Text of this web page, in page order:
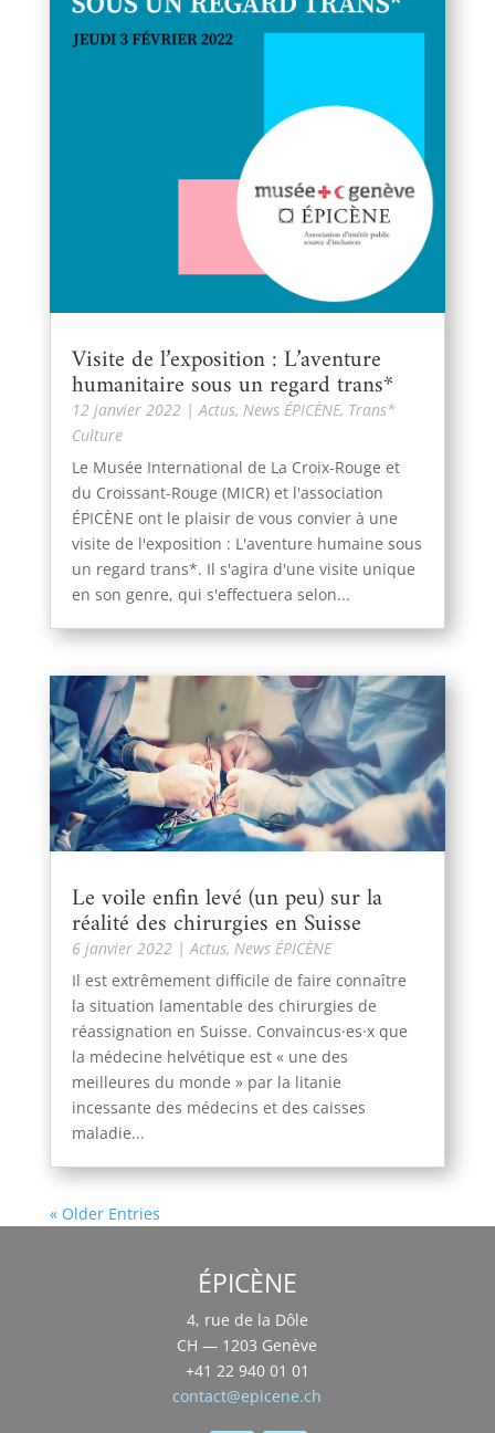
Visite de l’exposition : L’aventure
humanitaire sous un regard trans*
12 janvier 2022|Actus, News ÉPICÈNE, Trans*
Culture
Le Musée International de La Croix-Rouge et
du Croissant-Rouge (MICR) et l'association
ÉPICÈNE ont le plaisir de vous convier à une
visite de l'exposition : L'aventure humaine sous
un regard trans*. Il s'agira d'une visite unique
en son genre, qui s'effectuera selon...
Le voile enfin levé (un peu) sur la
réalité des chirurgies en Suisse
6 janvier 2022|Actus, News ÉPICÈNE
Il est extrêmement difficile de faire connaître
la situation lamentable des chirurgies de
réassignation en Suisse. Convaincus·es·x que
la médecine helvétique est « une des
meilleures du monde » par la litanie
incessante des médecins et des caisses
maladie...
« Older Entries
ÉPICÈNE
4, rue de la Dôle
CH — 1203 Genève
+41 22 940 01 01
contact@epicene.ch